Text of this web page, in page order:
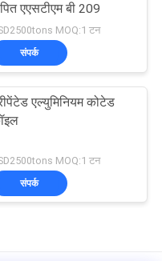
एएसटीएम बी 209
MOQ:1 टन
संपर्क
एल्युमिनियम कोटेड
MOQ:1 टन
संपर्क